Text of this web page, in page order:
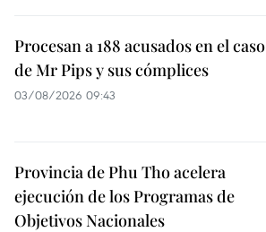
Procesan a 188 acusados en el caso
de Mr Pips y sus cómplices
03/08/2026 09:43
Provincia de Phu Tho acelera
ejecución de los Programas de
Objetivos Nacionales